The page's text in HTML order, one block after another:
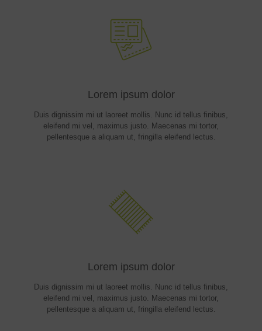
Lorem ipsum dolor
Duis dignissim mi ut laoreet mollis. Nunc id tellus finibus,
eleifend mi vel, maximus justo. Maecenas mi tortor,
pellentesque a aliquam ut, fringilla eleifend lectus.
Lorem ipsum dolor
Duis dignissim mi ut laoreet mollis. Nunc id tellus finibus,
eleifend mi vel, maximus justo. Maecenas mi tortor,
pellentesque a aliquam ut, fringilla eleifend lectus.